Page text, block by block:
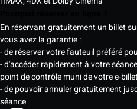
En réservant gratuitement un billet
vous avez la garantie :
- de réserver votre fauteuil préféré
- d'accéder rapidement à votre
point de contrôle muni de votre e-
- de pouvoir annuler gratuitement
séance